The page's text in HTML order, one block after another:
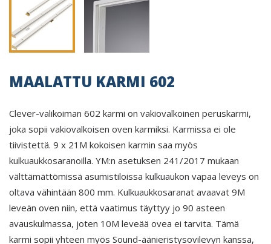
MAALATTU KARMI 602
Clever-valikoiman 602 karmi on vakiovalkoinen peruskarmi,
joka sopii vakiovalkoisen oven karmiksi. Karmissa ei ole
tiivistettä. 9 x 21M kokoisen karmin saa myös
kulkuaukkosaranoilla. YM:n asetuksen 241/2017 mukaan
välttämättömissä asumistiloissa kulkuaukon vapaa leveys on
oltava vähintään 800 mm. Kulkuaukkosaranat avaavat 9M
leveän oven niin, että vaatimus täyttyy jo 90 asteen
avauskulmassa, joten 10M leveää ovea ei tarvita. Tämä
karmi sopii yhteen myös Sound-äänieristysovilevyn kanssa,